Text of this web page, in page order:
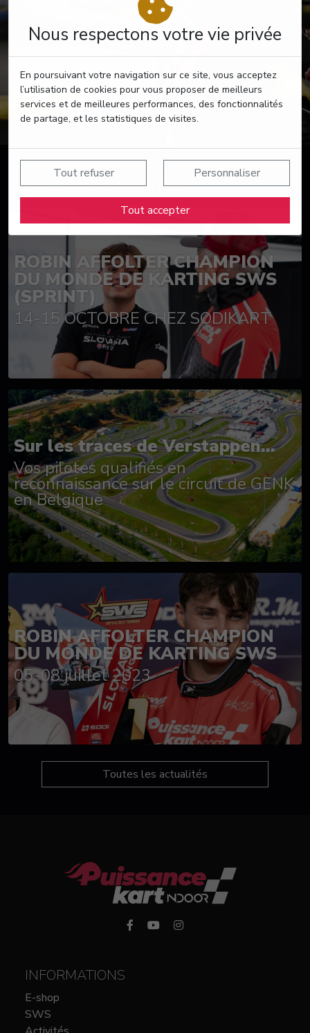
Nous respectons votre vie privée
En poursuivant votre navigation sur ce site, vous acceptez
l’utilisation de cookies pour vous proposer de meilleurs
services et de meilleures performances, des fonctionnalités
de partage, et les statistiques de visites.
Tout refuser Personnaliser
Tout accepter
Suivez nos actualités
ROBIN AFFOLTER CHAMPION
DU MONDE DE KARTING SWS
(SPRINT)
14-15 OCTOBRE CHEZ SODIKART
Sur les traces de Verstappen...
Vos pilotes qualifiés en
reconnaissance sur le circuit de GENK
en Belgique
ROBIN AFFOLTER CHAMPION
DU MONDE DE KARTING SWS
05-08 juillet 2023
Toutes les actualités
INFORMATIONS
E-shop
SWS